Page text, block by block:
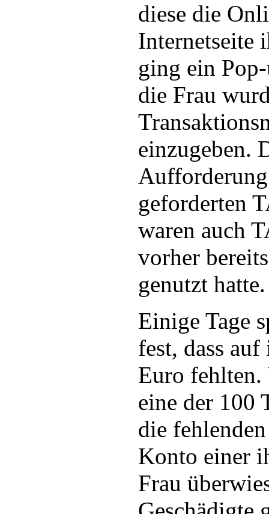
diese die
Internetseite
ging ein
die Frau
einzugeben.
geforderten
waren auch
vorher
genutzt hatte.
Einige Tage
fest, dass
Euro fehlten.
eine der 100
die
Konto einer
Frau